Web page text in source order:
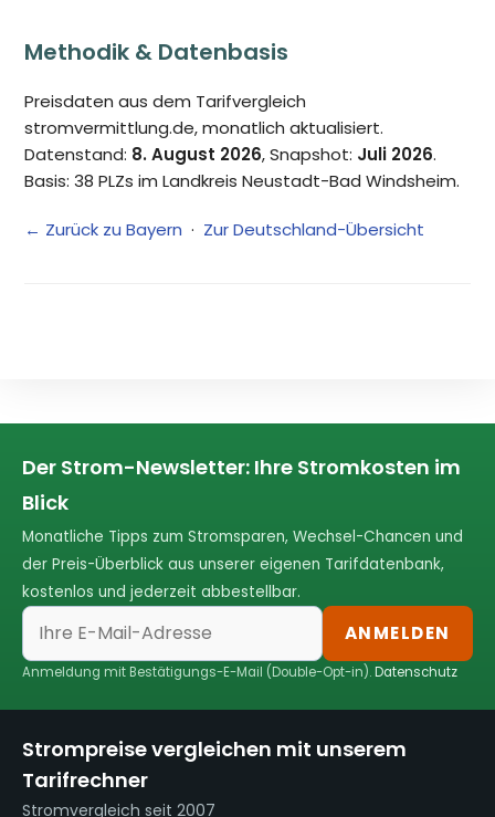
Methodik & Datenbasis
Preisdaten aus dem Tarifvergleich
stromvermittlung.de, monatlich aktualisiert.
Datenstand: 8. August 2026, Snapshot: Juli 2026.
Basis: 38 PLZs im Landkreis Neustadt-Bad Windsheim.
← Zurück zu Bayern · Zur Deutschland-Übersicht
Der Strom-Newsletter: Ihre Stromkosten im
Blick
Monatliche Tipps zum Stromsparen, Wechsel-Chancen und
der Preis-Überblick aus unserer eigenen Tarifdatenbank,
kostenlos und jederzeit abbestellbar.
ANMELDEN
Anmeldung mit Bestätigungs-E-Mail (Double-Opt-in).Datenschutz
Strompreise vergleichen mit unserem
Tarifrechner
Stromvergleich seit 2007